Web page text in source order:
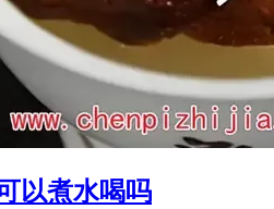
以煮水喝吗